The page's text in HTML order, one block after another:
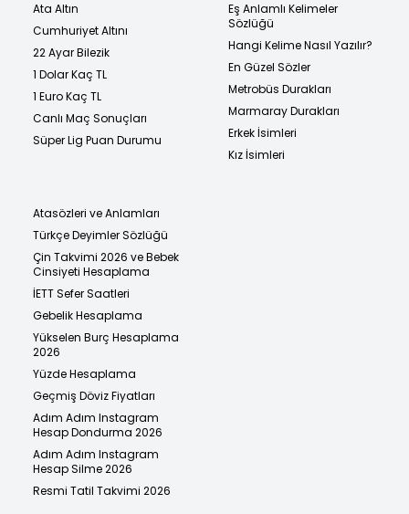
Ata Altın
Cumhuriyet Altını
22 Ayar Bilezik
1 Dolar Kaç TL
1 Euro Kaç TL
Canlı Maç Sonuçları
Süper Lig Puan Durumu
Eş Anlamlı Kelimeler
Sözlüğü
Hangi Kelime Nasıl Yazılır?
En Güzel Sözler
Metrobüs Durakları
Marmaray Durakları
Erkek İsimleri
Kız İsimleri
Atasözleri ve Anlamları
Türkçe Deyimler Sözlüğü
Çin Takvimi 2026 ve Bebek
Cinsiyeti Hesaplama
İETT Sefer Saatleri
Gebelik Hesaplama
Yükselen Burç Hesaplama
2026
Yüzde Hesaplama
Geçmiş Döviz Fiyatları
Adım Adım Instagram
Hesap Dondurma 2026
Adım Adım Instagram
Hesap Silme 2026
Resmi Tatil Takvimi 2026